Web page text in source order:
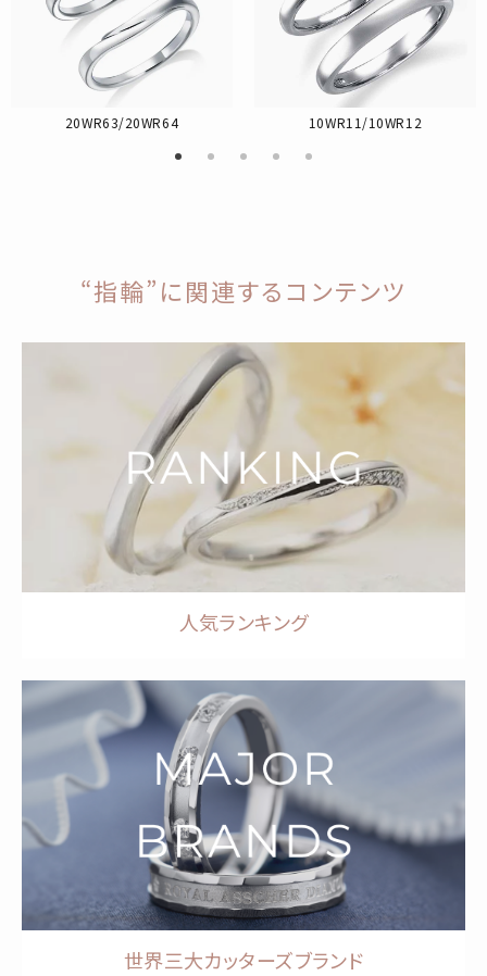
20WR63/20WR64 10WR11/10WR12
“指輪”に関連するコンテンツ
人気ランキング
世界三大カッターズブランド